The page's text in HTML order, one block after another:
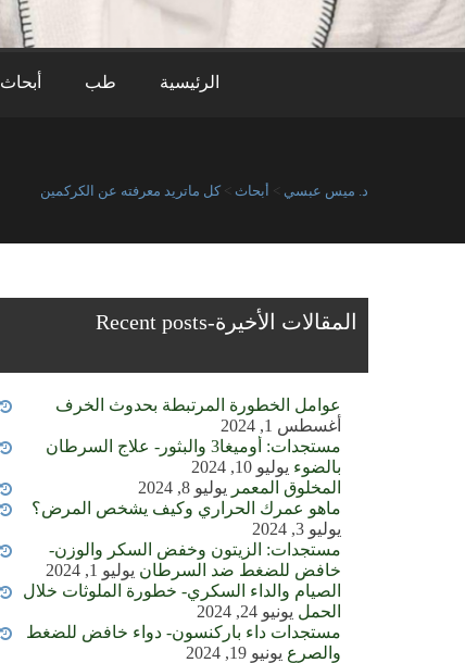
الرئيسية طب أبحاث
د. ميس عبسي > أبحاث >كل ماتريد معرفته عن الكركمين
المقالات الأخيرة-Recent posts
عوامل الخطورة المرتبطة بحدوث الخرف
أغسطس 1, 2024
مستجدات: أوميغا3 والبثور- علاج السرطان
بالضوء يوليو 10, 2024
المخلوق المعمر يوليو 8, 2024
ماهو عمرك الحراري وكيف يشخص المرض؟
يوليو 3, 2024
مستجدات: الزيتون وخفض السكر والوزن-
خافض للضغط ضد السرطان يوليو 1, 2024
الصيام والداء السكري- خطورة الملوثات خلال
الحمل يونيو 24, 2024
مستجدات داء باركنسون- دواء خافض للضغط
والصرع يونيو 19, 2024